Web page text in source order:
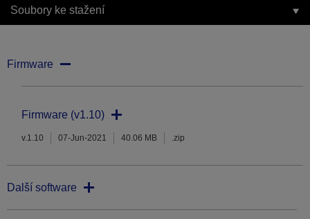
Soubory ke stažení
Firmware
Firmware (v1.10)
v.1.10 07-Jun-2021 40.06 MB .zip
Další software